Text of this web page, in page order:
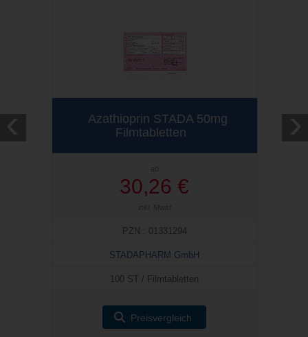
Azathioprin STADA 50mg
Filmtabletten
ab
30,26 €
inkl. Mwst
PZN : 01331294
STADAPHARM GmbH
100 ST / Filmtabletten
Preisvergleich